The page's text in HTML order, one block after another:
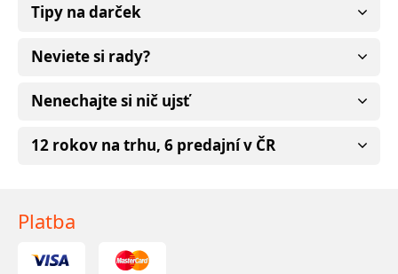
Tipy na darček
Neviete si rady?
Nenechajte si nič ujsť
12 rokov na trhu, 6 predajní v ČR
Platba